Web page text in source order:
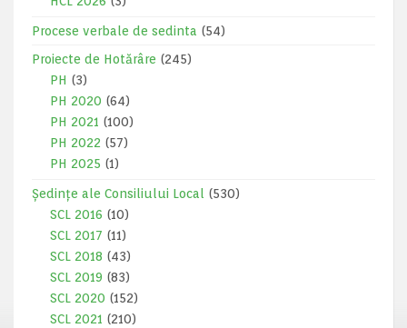
Procese verbale de sedinta (54)
Proiecte de Hotărâre (245)
PH (3)
PH 2020 (64)
PH 2021 (100)
PH 2022 (57)
PH 2025 (1)
Ședințe ale Consiliului Local
(530)
SCL 2016 (10)
SCL 2017 (11)
SCL 2018 (43)
SCL 2019 (83)
SCL 2020 (152)
SCL 2021 (210)